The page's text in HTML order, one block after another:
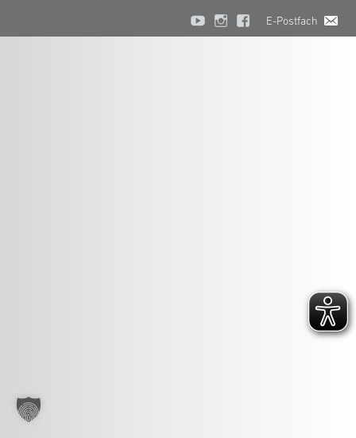
E-Postfach